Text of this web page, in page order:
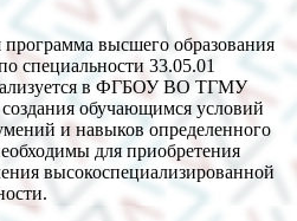
программа высшего образования
специальности 33.05.01
в ФГБОУ ВО ТГМУ
обучающимся условий
и навыков определенного
для приобретения
высокоспециализированной